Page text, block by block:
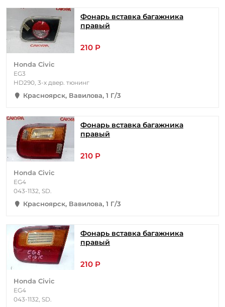
Фонарь вставка багажника
правый
210 Р
Honda Civic
EG3
HD290, 3-х двер. тюнинг
Красноярск, Вавилова, 1 Г/3
Фонарь вставка багажника
правый
210 Р
Honda Civic
EG4
043-1132, SD.
Красноярск, Вавилова, 1 Г/3
Фонарь вставка багажника
правый
210 Р
Honda Civic
EG4
043-1132, SD.